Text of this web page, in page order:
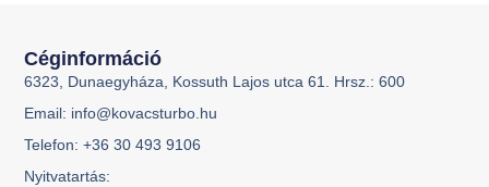
Céginformáció
6323, Dunaegyháza, Kossuth Lajos utca 61. Hrsz.: 600
Email: info@kovacsturbo.hu
Telefon: +36 30 493 9106
Nyitvatartás: